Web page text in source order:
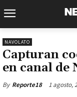
NAVOLATO
Capturan
en canal de
By Reporte18 1 agosto,